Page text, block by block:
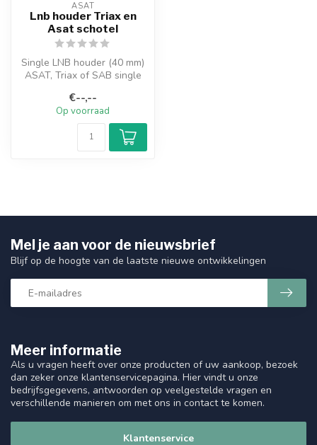
ASAT
Lnb houder Triax en
Asat schotel
Single LNB houder (40 mm)
ASAT, Triax of SAB single
LNB's....
€--,--
Op voorraad
Meer informatie
Als u vragen heeft over onze producten of uw aankoop, bezoek
dan zeker onze klantenservicepagina. Hier vindt u onze
bedrijfsgegevens, antwoorden op veelgestelde vragen en
verschillende manieren om met ons in contact te komen.
Klantenservice
Mel je aan voor de nieuwsbrief
Blijf op de hoogte van de laatste nieuwe ontwikkelingen